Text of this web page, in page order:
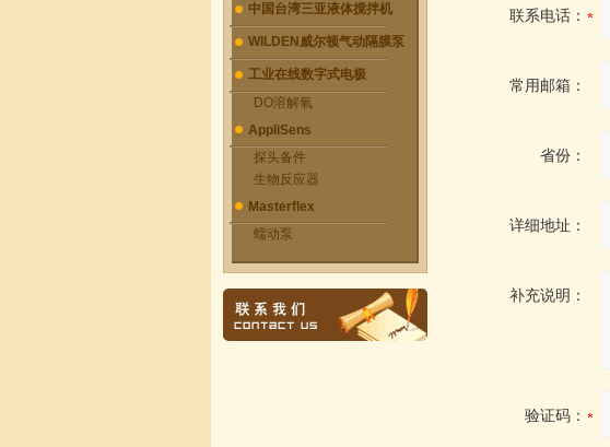
中国台湾三亚液体搅拌机
WILDEN威尔顿气动隔膜泵
工业在线数字式电极
DO溶解氧
AppliSens
探头备件
生物反应器
Masterflex
蠕动泵
联系电话：
常用邮箱：
省份：
详细地址：
补充说明：
验证码：